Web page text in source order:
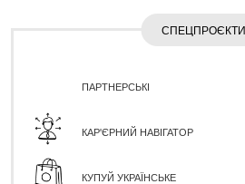
СПЕЦПРОЄКТИ
ПАРТНЕРСЬКІ
КАР'ЄРНИЙ НАВІГАТОР
КУПУЙ УКРАЇНСЬКЕ